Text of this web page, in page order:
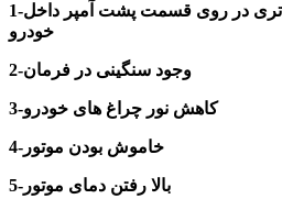
1-در روی قسمت پشت آمپر داخل
خودرو
2-وجود سنگینی در فرمان
3-کاهش نور چراغ های خودرو
4-خاموش بودن موتور
5-بالا رفتن دمای موتور